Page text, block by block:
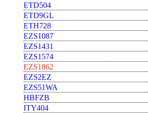
ETD504
ETD9GL
ETH728
EZS1087
EZS1431
EZS1574
EZS1862
EZS2EZ
EZS51WA
HBFZB
ITY404